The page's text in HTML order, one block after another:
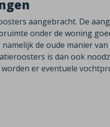
aangebracht. De
onder de woning
de oude manier
is dan ook
er eventuele